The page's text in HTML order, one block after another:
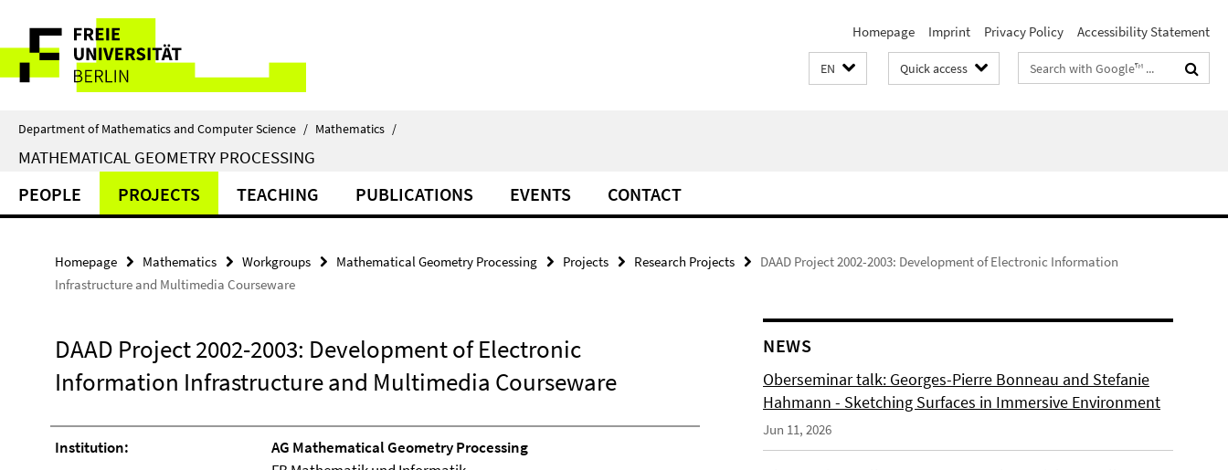
direkt
Inhalt
Service
Navigation
Homepage Imprint Privacy Policy Accessibility Statement
EN Quick access
Search
terms
Department of Mathematics and Computer Science / Mathematics /
MATHEMATICAL GEOMETRY PROCESSING
PEOPLE PROJECTS TEACHING PUBLICATIONS EVENTS CONTACT
Homepage Mathematics Workgroups Mathematical Geometry Processing Projects Research Projects
DAAD Project 2002-2003: Development of Electronic Information
Infrastructure and Multimedia Courseware
DAAD Project 2002-2003: Development of Electronic
Information Infrastructure and Multimedia Courseware
Institution:
AG Mathematical Geometry Processing
NEWS
Oberseminar talk: Georges-Pierre Bonneau and Stefanie
Hahmann - Sketching Surfaces in Immersive Environment
Jun 11, 2026